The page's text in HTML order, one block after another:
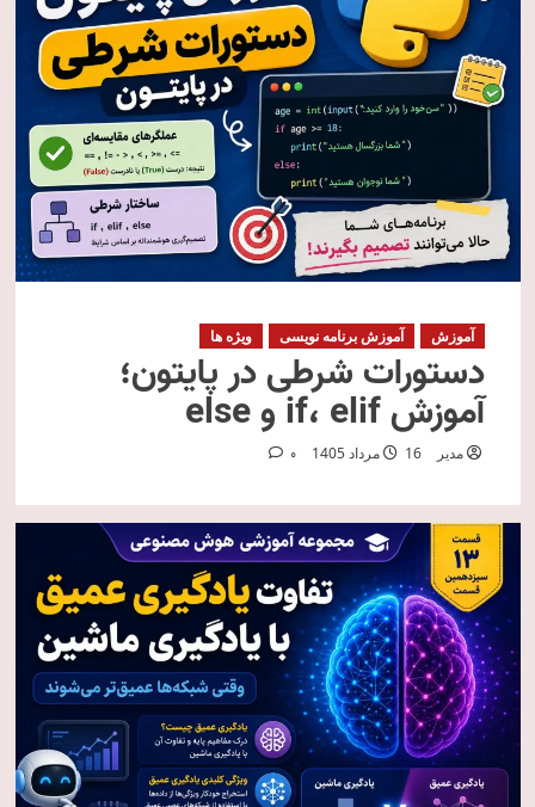
آموزش آموزش برنامه نویسی ویژه ها
دستورات شرطی در پایتون؛
آموزش if، elif و else
مدیر 16 مرداد 1405 0